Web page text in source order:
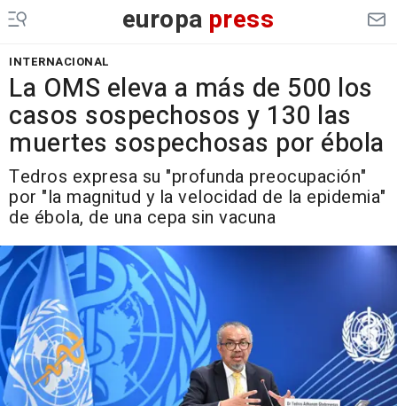
europa press
INTERNACIONAL
La OMS eleva a más de 500 los
casos sospechosos y 130 las
muertes sospechosas por ébola
Tedros expresa su "profunda preocupación"
por "la magnitud y la velocidad de la epidemia"
de ébola, de una cepa sin vacuna